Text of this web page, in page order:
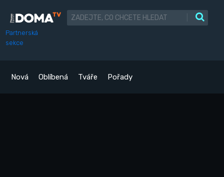
Partnerská
sekce
Nová Oblíbená Tváře Pořady